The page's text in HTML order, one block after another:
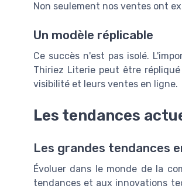
Non seulement nos ventes ont
Un modèle réplicable
Ce succès n'est pas isolé.
Thiriez Literie peut être
visibilité et leurs ventes en ligne.
Les tendances
Les grandes tendances
Évoluer dans le monde de la
tendances et aux innovations